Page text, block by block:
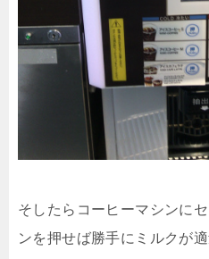
そしたらコーヒーマシンに
ンを押せば勝手にミルクが適